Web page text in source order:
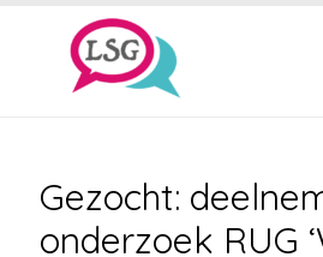
Gezocht:
onderzoek RUG